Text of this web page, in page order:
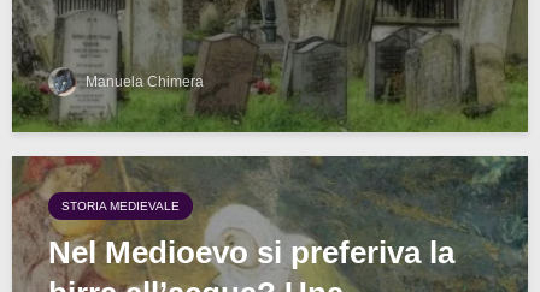
Manuela Chimera
STORIA MEDIEVALE
Nel Medioevo si preferiva la